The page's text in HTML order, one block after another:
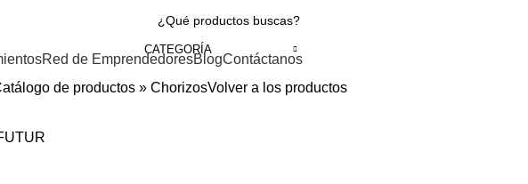
CATEGORÍA
Red de EmprendedoresBlogContáctanos
de productos » ChorizosVolver a los productos